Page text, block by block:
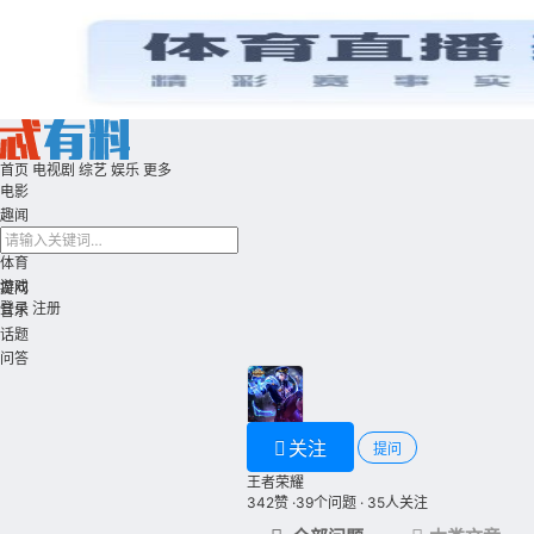
首页 电视剧 综艺 娱乐 更多
电影
趣闻
动漫
体育
游戏
音乐
话题
问答
提问
登录 注册
关注
提问
王者荣耀
342赞 ·39个问题 · 35人关注